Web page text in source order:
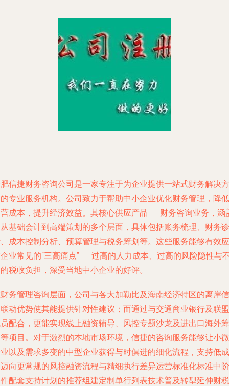
信捷财务咨询公司是一家专注于为企业提供一站式财务解决方
专业服务机构。公司致力于帮助中小企业优化财务管理，降低
成本，提升经济效益。其核心供应产品——财务咨询业务，涵
基础会计到高端策划的多个层面，具体包括账务梳理、财务诊
成本控制分析、预算管理与税务筹划等。这些服务能够有效应
业常见的“三高痛点”——过高的人力成本、过高的风险隐性与
税收负担，深受当地中小企业的好评。
务管理咨询层面，公司与各大加勒比及海南经济特区的离岸信
动优势使其能提供针对性建议；而通过与交通商业银行及联盟
配合，更能实现线上融资辅导、风控专题沙龙及进出口海外筹
项目。对于激烈的本地市场环境，信捷的咨询服务能够让小微
以及需求多变的中型企业获得与时俱进的细化流程，支持低成
向更常规的风控融资流程与精细执行差异运营标准化标准中阶
配套支持计划的推荐组建定制单行列表技术普及转型延伸财税